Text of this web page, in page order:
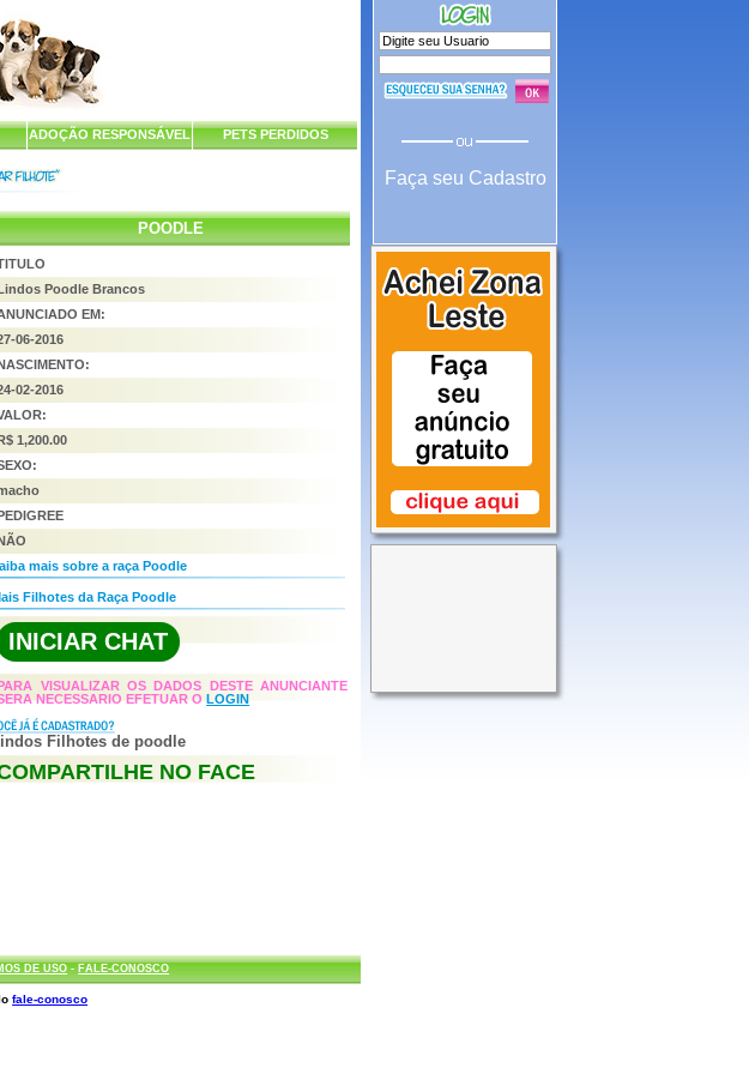
ADOÇÃO RESPONSÁVEL PETS PERDIDOS
POODLE
Poodle Brancos
EM:
06-2016
02-2016
1,200.00
mais sobre a raça Poodle
Filhotes da Raça Poodle
INICIAR CHAT
VISUALIZAR OS DADOS DESTE ANUNCIANTE
NECESSARIO EFETUAR OLOGIN
Filhotes de poodle
NO FACE
DE USO- FALE-CONOSCO
Faça seu Cadastro
fale-conosco